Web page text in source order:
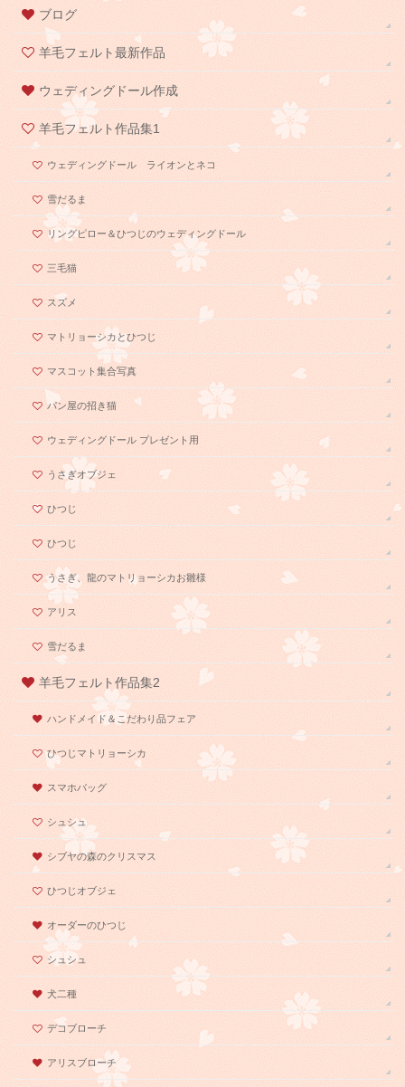
ブログ
羊毛フェルト最新作品
ウェディングドール作成
羊毛フェルト作品集1
ウェディングドール ライオンとネコ
雪だるま
リングピロー＆ひつじのウェディングドール
三毛猫
スズメ
マトリョーシカとひつじ
マスコット集合写真
パン屋の招き猫
ウェディングドール プレゼント用
うさぎオブジェ
ひつじ
ひつじ
うさぎ、龍のマトリョーシカお雛様
アリス
雪だるま
羊毛フェルト作品集2
ハンドメイド＆こだわり品フェア
ひつじマトリョーシカ
スマホバッグ
シュシュ
シブヤの森のクリスマス
ひつじオブジェ
オーダーのひつじ
シュシュ
犬二種
デコブローチ
アリスブローチ